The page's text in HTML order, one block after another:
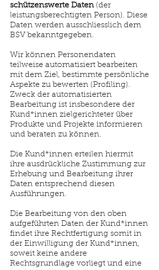
schützenswerte Daten (der
leistungsberechtigten Person). Diese
Daten werden ausschliesslich dem
BSV bekanntgegeben.
Wir können Personendaten
teilweise automatisiert bearbeiten
mit dem Ziel, bestimmte persönliche
Aspekte zu bewerten (Profiling).
Zweck der automatisierten
Bearbeitung ist insbesondere der
Kund*innen zielgerichteter über
Produkte und Projekte informieren
und beraten zu können.
Die Kund*innen erteilen hiermit
ihre ausdrückliche Zustimmung zur
Erhebung und Bearbeitung ihrer
Daten entsprechend diesen
Ausführungen.
Die Bearbeitung von den oben
aufgeführten Daten der Kund*innen
findet ihre Rechtfertigung somit in
der Einwilligung der Kund*innen,
soweit keine andere
Rechtsgrundlage vorliegt und eine